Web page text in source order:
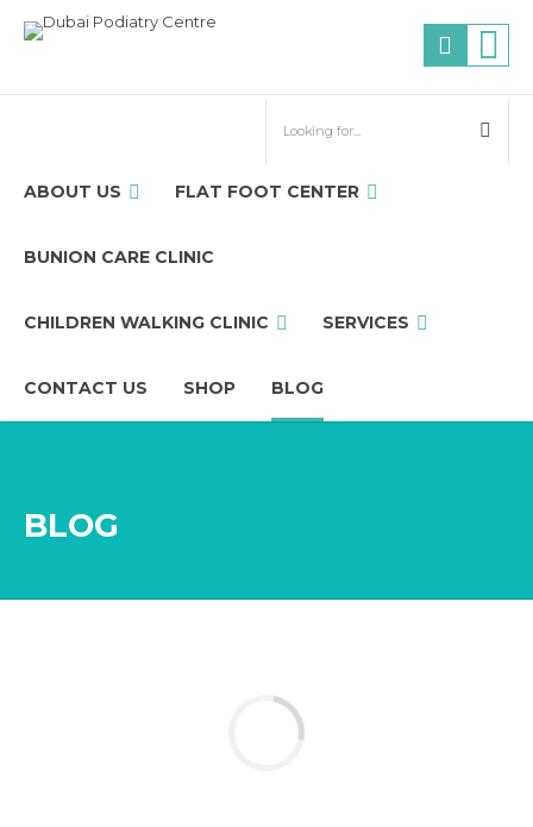
ABOUT US FLAT FOOT CENTER
BUNION CARE CLINIC
CHILDREN WALKING CLINIC SERVICES
CONTACT US SHOP BLOG
BLOG